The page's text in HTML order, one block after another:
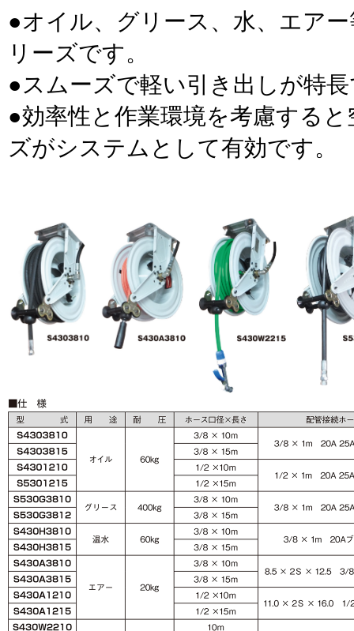
●オイル、グリース、水、エア
リーズです。
●スムーズで軽い引き出しが特
●効率性と作業環境を考慮する
ズがシステムとして有効です。